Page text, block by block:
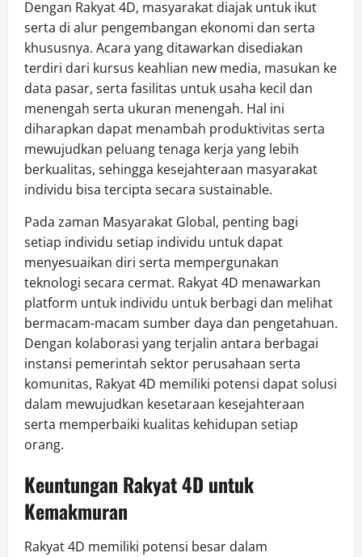
Dengan Rakyat 4D, masyarakat diajak untuk ikut
serta di alur pengembangan ekonomi dan serta
khususnya. Acara yang ditawarkan disediakan
terdiri dari kursus keahlian new media, masukan ke
data pasar, serta fasilitas untuk usaha kecil dan
menengah serta ukuran menengah. Hal ini
diharapkan dapat menambah produktivitas serta
mewujudkan peluang tenaga kerja yang lebih
berkualitas, sehingga kesejahteraan masyarakat
individu bisa tercipta secara sustainable.
Pada zaman Masyarakat Global, penting bagi
setiap individu setiap individu untuk dapat
menyesuaikan diri serta mempergunakan
teknologi secara cermat. Rakyat 4D menawarkan
platform untuk individu untuk berbagi dan melihat
bermacam-macam sumber daya dan pengetahuan.
Dengan kolaborasi yang terjalin antara berbagai
instansi pemerintah sektor perusahaan serta
komunitas, Rakyat 4D memiliki potensi dapat solusi
dalam mewujudkan kesetaraan kesejahteraan
serta memperbaiki kualitas kehidupan setiap
orang.
Keuntungan Rakyat 4D untuk
Kemakmuran
Rakyat 4D memiliki potensi besar dalam